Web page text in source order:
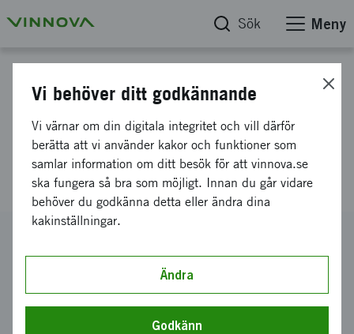
Sök Meny
Frivillig
branschöverenskommelse för
Bussbranschen om Geofencing
2022-02891
Lindholmen Science Park AB
Vi behöver ditt godkännande
Vi värnar om din digitala integritet och vill därför
berätta att vi använder kakor och funktioner som
samlar information om ditt besök för att vinnova.se
ska fungera så bra som möjligt. Innan du går vidare
behöver du godkänna detta eller ändra dina
kakinställningar.
Ändra
Godkänn